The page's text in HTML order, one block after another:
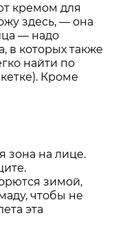
кремом для
здесь, — она
— надо
в которых также
найти по
Кроме
зона на лице.
зимой,
чтобы не
эта